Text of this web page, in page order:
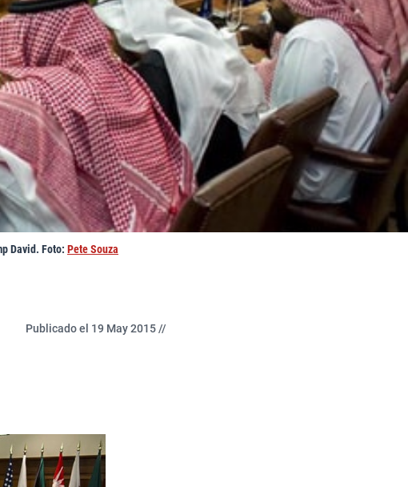
David. Foto: Pete Souza
Publicado el 19 May 2015 //